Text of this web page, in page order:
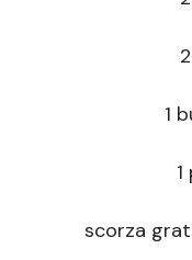
1
scorza